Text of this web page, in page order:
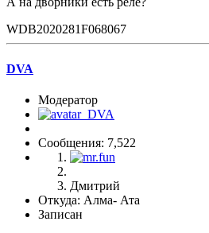
WDB2020281F068067
DVA
Модератор
Сообщения: 7,522
Дмитрий
Откуда: Алма- Ата
Записан